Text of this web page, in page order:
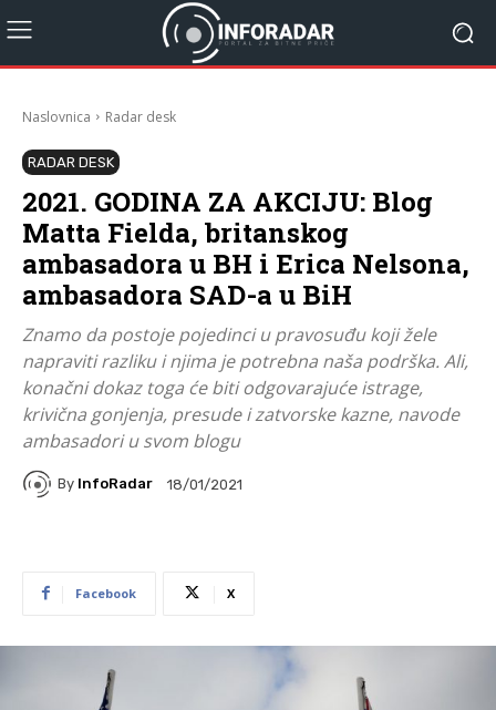
Naslovnica Radar desk
RADAR DESK
2021. GODINA ZA AKCIJU: Blog
Matta Fielda, britanskog
ambasadora u BH i Erica Nelsona,
ambasadora SAD-a u BiH
Znamo da postoje pojedinci u pravosuđu koji žele
napraviti razliku i njima je potrebna naša podrška. Ali,
konačni dokaz toga će biti odgovarajuće istrage,
krivična gonjenja, presude i zatvorske kazne, navode
ambasadori u svom blogu
By InfoRadar 18/01/2021
Facebook X